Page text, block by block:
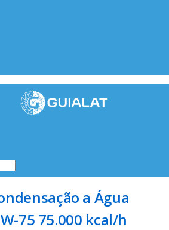
a Água
75 75.000 kcal/h